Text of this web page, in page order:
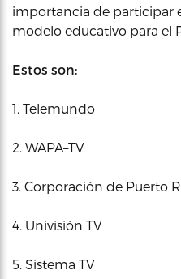
importancia de participar
modelo educativo para el
Estos son:
1. Telemundo
2. WAPA–TV
3. Corporación de Puerto
4. Univisión TV
5. Sistema TV